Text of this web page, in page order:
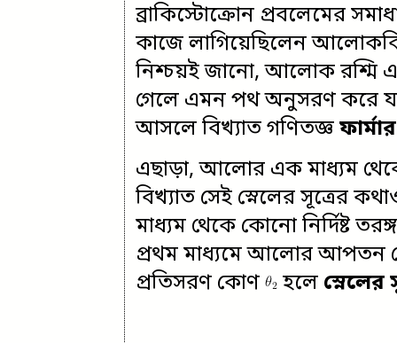
ব্রাকিস্টোক্রোন প্রবলেমের
কাজে লাগিয়েছিলেন
নিশ্চয়ই জানো, আলোক রশ্মি
গেলে এমন পথ অনুসরণ করে
আসলে বিখ্যাত গণিতজ্ঞ
এছাড়া, আলোর এক মাধ্যম থেকে
বিখ্যাত সেই স্নেলের সূত্রের
মাধ্যম থেকে কোনো নির্দিষ্ট
প্রথম মাধ্যমে আলোর
প্রতিসরণ কোণ
হলে স্নেলের